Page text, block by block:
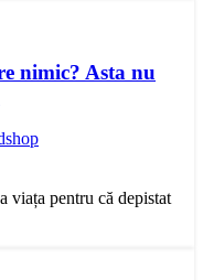
nimic? Asta nu
viața pentru că depistat